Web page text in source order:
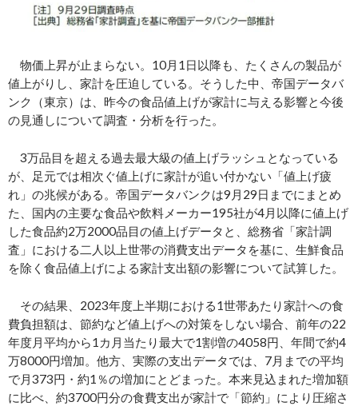
物価上昇が止まらない。10月1日以降も、たくさんの製品が
値上がりし、家計を圧迫している。そうした中、帝国データバ
ンク（東京）は、昨今の食品値上げが家計に与える影響と今後
の見通しについて調査・分析を行った。
3万品目を超える過去最大級の値上げラッシュとなっている
が、足元では相次ぐ値上げに家計が追い付かない「値上げ疲
れ」の兆候がある。帝国データバンクは9月29日までにまとめ
た、国内の主要な食品や飲料メーカー195社が4月以降に値上げ
した食品約2万2000品目の値上げデータと、総務省「家計調
査」における二人以上世帯の消費支出データを基に、生鮮食品
を除く食品値上げによる家計支出額の影響について試算した。
その結果、2023年度上半期における1世帯あたり家計への食
費負担額は、節約など値上げへの対策をしない場合、前年の22
年度月平均から1カ月当たり最大で1割増の4058円、年間で約4
万8000円増加。他方、実際の支出データでは、7月までの平均
で月373円・約1％の増加にとどまった。本来見込まれた増加額
に比べ、約3700円分の食費支出が家計で「節約」により圧縮さ